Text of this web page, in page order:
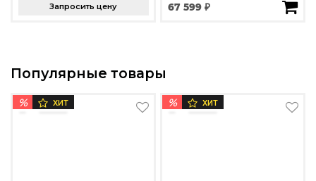
Запросить цену 67 599 ₽
Популярные товары
% ХИТ % ХИТ